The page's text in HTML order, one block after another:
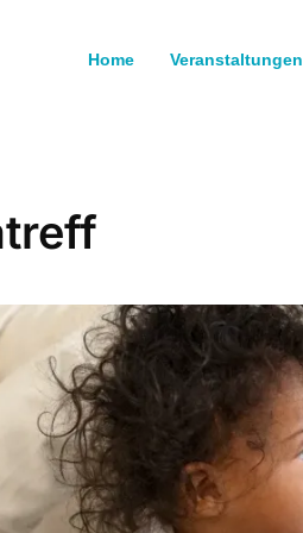
Home Veranstaltungen